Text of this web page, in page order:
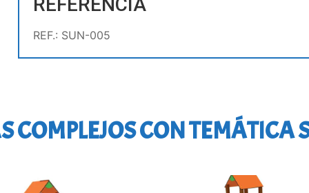
REF.: SUN-005
COMPLEJOS CON TEMÁTICA